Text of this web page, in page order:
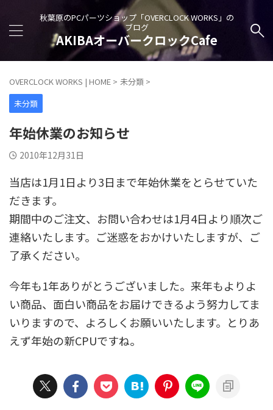
秋葉原のPCパーツショップ「OVERCLOCK WORKS」の
ブログ
AKIBAオーバークロックCafe
OVERCLOCK WORKS | HOME > 未分類 >
未分類
年始休業のお知らせ
2010年12月31日
当店は1月1日より3日まで年始休業をとらせていた
だきます。
期間中のご注文、お問い合わせは1月4日より順次ご
連絡いたします。ご迷惑をおかけいたしますが、ご
了承ください。
今年も1年ありがとうございました。来年もよりよ
い商品、面白い商品をお届けできるよう努力してま
いりますので、よろしくお願いいたします。とりあ
えず年始の新CPUですね。